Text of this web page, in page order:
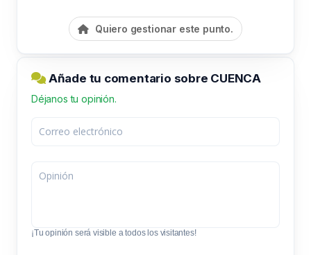
Quiero gestionar este punto.
Añade tu comentario sobre CUENCA
Déjanos tu opinión.
¡Tu opinión será visible a todos los visitantes!